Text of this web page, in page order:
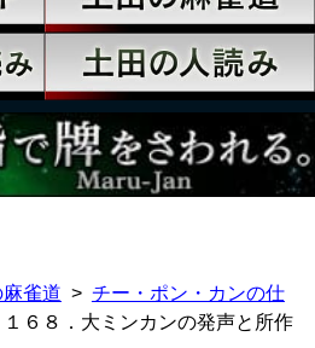
雀道
チー・ポン・カンの仕
１６８．大ミンカンの発声と所作